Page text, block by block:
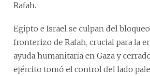
Rafah.
Egipto e Israel se culpan del
fronterizo de Rafah, crucial para la
ayuda humanitaria en Gaza y
ejército tomó el control del lado